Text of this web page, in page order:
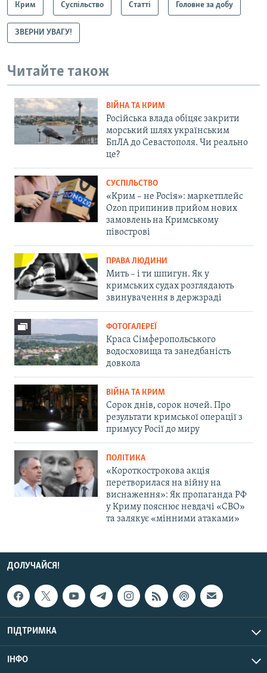
Крим Суспільство Статті Головне за добу
ЗВЕРНИ УВАГУ!
Читайте також
ВІЙНА ТА КРИМ
Російська влада обіцяє закрити
морський шлях українським
БпЛА до Севастополя. Чи реально
це?
СУСПІЛЬСТВО
«Крим – не Росія»: маркетплейс
Ozon припинив прийом нових
замовлень на Кримському
півострові
ПРАВА ЛЮДИНИ
Мить – і ти шпигун. Як у
кримських судах розглядають
звинувачення в держзраді
ФОТОГАЛЕРЕЇ
Краса Сімферопольського
водосховища та занедбаність
довкола
ВІЙНА ТА КРИМ
Сорок днів, сорок ночей. Про
результати кримської операції з
примусу Росії до миру
ПОЛІТИКА
«Короткострокова акція
перетворилася на війну на
виснаження»: Як пропаганда РФ
у Криму пояснює невдачі «СВО»
та залякує «мінними атаками»
ДОЛУЧАЙСЯ!
ПІДТРИМКА
ІНФО